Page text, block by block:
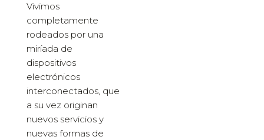
Vivimos
completamente
rodeados por una
miríada de
dispositivos
electrónicos
interconectados, que
a su vez originan
nuevos servicios y
nuevas formas de